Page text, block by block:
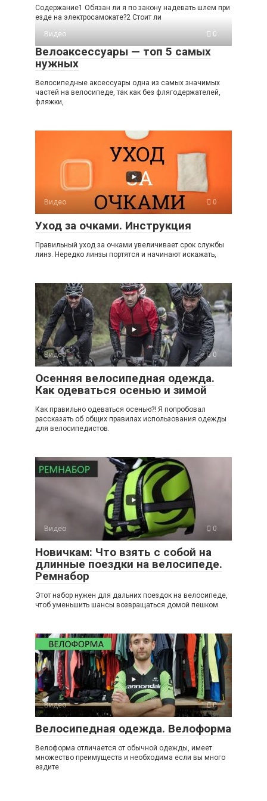
Содержание1 Обязан ли я по закону надевать шлем при
езде на электросамокате?2 Стоит ли
Видео
0
Велоаксессуары — топ 5 самых
нужных
Велосипедные аксессуары одна из самых значимых
частей на велосипеде, так как без флягодержателей,
фляжки,
Видео 0
Уход за очками. Инструкция
Правильный уход за очками увеличивает срок службы
линз. Нередко линзы портятся и начинают искажать,
Видео 0
Осенняя велосипедная одежда.
Как одеваться осенью и зимой
Как правильно одеваться осенью?! Я попробовал
рассказать об общих правилах использования одежды
для велосипедистов.
Видео 0
Новичкам: Что взять с собой на
длинные поездки на велосипеде.
Ремнабор
Этот набор нужен для дальних поездок на велосипеде,
чтоб уменьшить шансы возвращаться домой пешком.
Видео 0
Велосипедная одежда. Велоформа
Велоформа отличается от обычной одежды, имеет
множество преимуществ и необходима если вы много
ездите